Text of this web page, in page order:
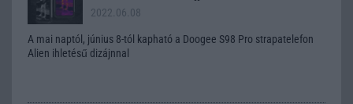
2022.06.08
A mai naptól, június 8-tól kapható a Doogee S98 Pro strapatelefon
Alien ihletésű dizájnnal